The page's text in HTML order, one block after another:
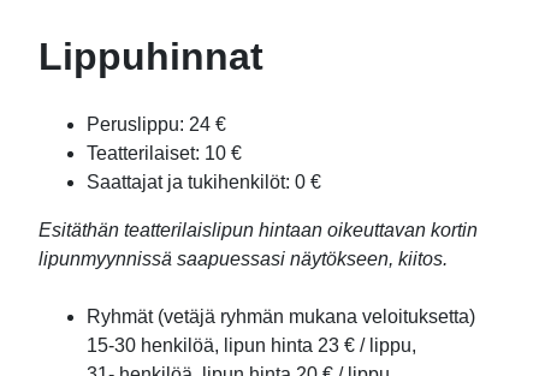
Lippuhinnat
Peruslippu: 24 €
Teatterilaiset: 10 €
Saattajat ja tukihenkilöt: 0 €
Esitäthän teatterilaislipun hintaan oikeuttavan kortin
lipunmyynnissä saapuessasi näytökseen, kiitos.
Ryhmät (vetäjä ryhmän mukana veloituksetta)
15-30 henkilöä, lipun hinta 23 € / lippu,